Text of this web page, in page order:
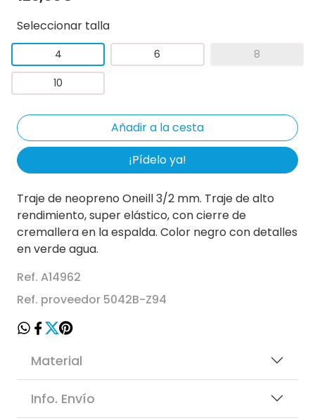
Seleccionar talla
4 6 8
10
¡Pídelo ya!
Traje de neopreno Oneill 3/2 mm. Traje de alto
rendimiento, super elástico, con cierre de
cremallera en la espalda. Color negro con detalles
en verde agua.
Ref. A14962
Ref. proveedor 5042B-Z94
Material
Info. Envío